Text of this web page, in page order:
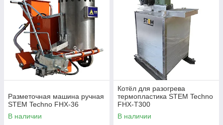
Разметочная машина ручная
STEM Techno FHX-36
В наличии
Котёл для разогрева
термопластика STEM Techno
FHX-T300
В наличии